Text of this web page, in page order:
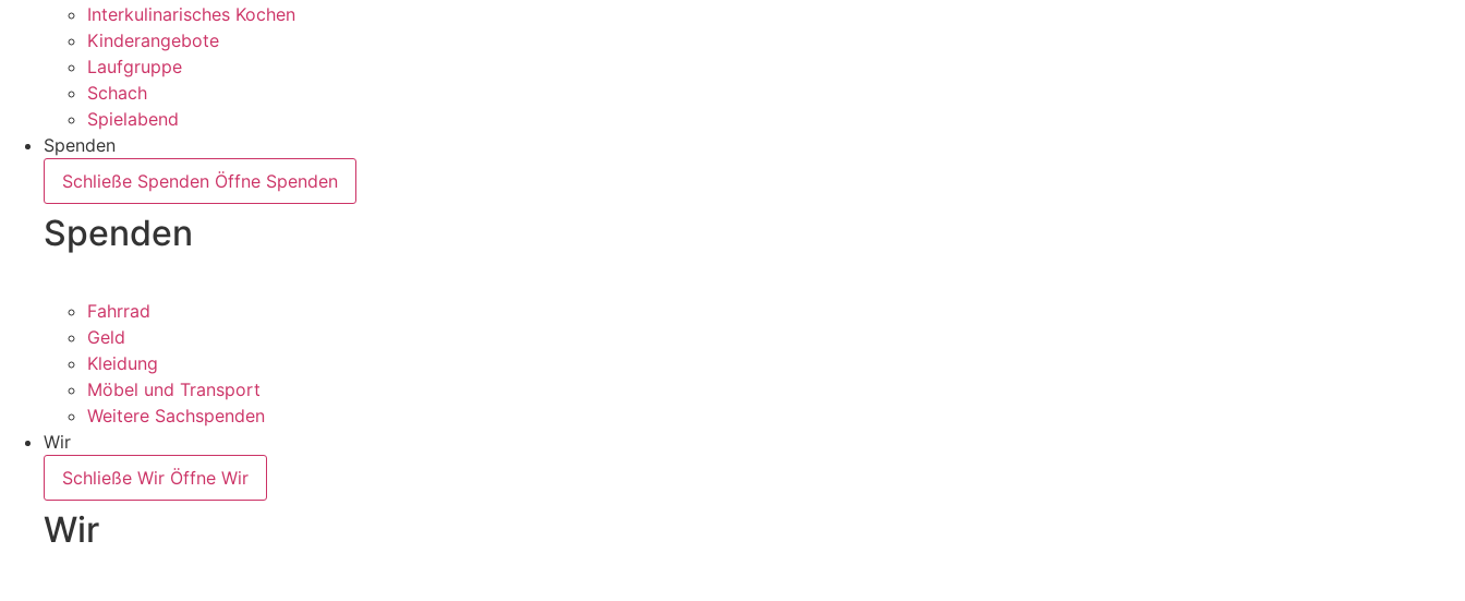
Interkulinarisches Kochen
Kinderangebote
Laufgruppe
Schach
Spielabend
Spenden
Schließe Spenden Öffne Spenden
Spenden
Fahrrad
Geld
Kleidung
Möbel und Transport
Weitere Sachspenden
Wir
Schließe Wir Öffne Wir
Wir